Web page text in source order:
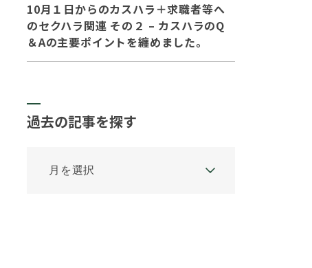
10月１日からのカスハラ＋求職者等へ
のセクハラ関連 その２ – カスハラのQ
＆Aの主要ポイントを纏めました。
過去の記事を探す